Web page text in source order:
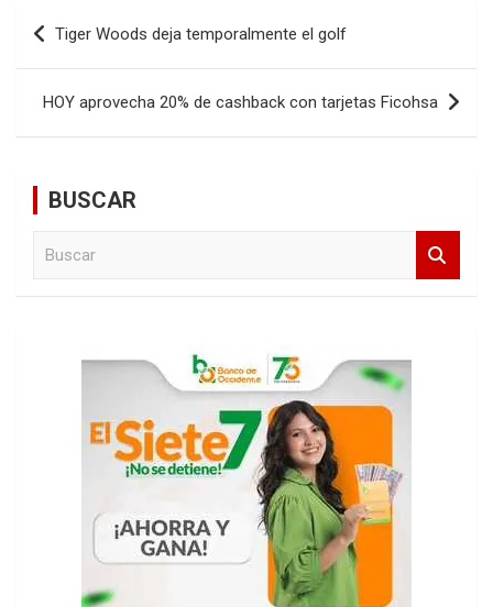
Navegación
de
entradas
Tiger Woods deja temporalmente el golf
HOY aprovecha 20% de cashback con tarjetas Ficohsa
BUSCAR